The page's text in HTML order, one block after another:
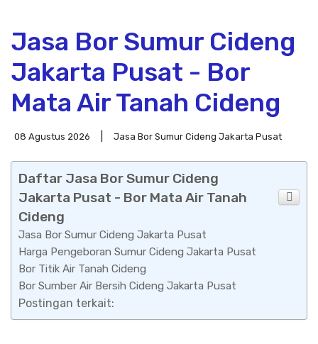
Jasa Bor Sumur Cideng
Jakarta Pusat - Bor
Mata Air Tanah Cideng
08 Agustus 2026 Jasa Bor Sumur Cideng Jakarta Pusat
Daftar Jasa Bor Sumur Cideng
Jakarta Pusat - Bor Mata Air Tanah
Cideng
Jasa Bor Sumur Cideng Jakarta Pusat
Harga Pengeboran Sumur Cideng Jakarta Pusat
Bor Titik Air Tanah Cideng
Bor Sumber Air Bersih Cideng Jakarta Pusat
Postingan terkait: